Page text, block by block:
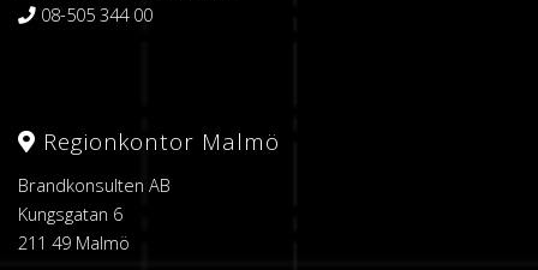
08-505 344 00
Regionkontor Malmö
Brandkonsulten AB
Kungsgatan 6
211 49 Malmö